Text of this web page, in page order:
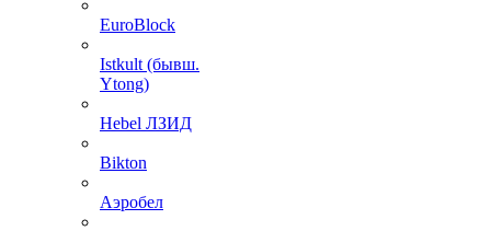
EuroBlock
Istkult (бывш.
Ytong)
Hebel ЛЗИД
Bikton
Аэробел